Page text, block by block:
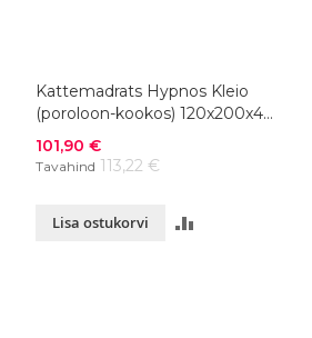
Kattemadrats Hypnos Kleio
(poroloon-kookos) 120x200x4
cm
Soodushind
101,90 €
Tavahind 113,22 €
Lisa ostukorvi